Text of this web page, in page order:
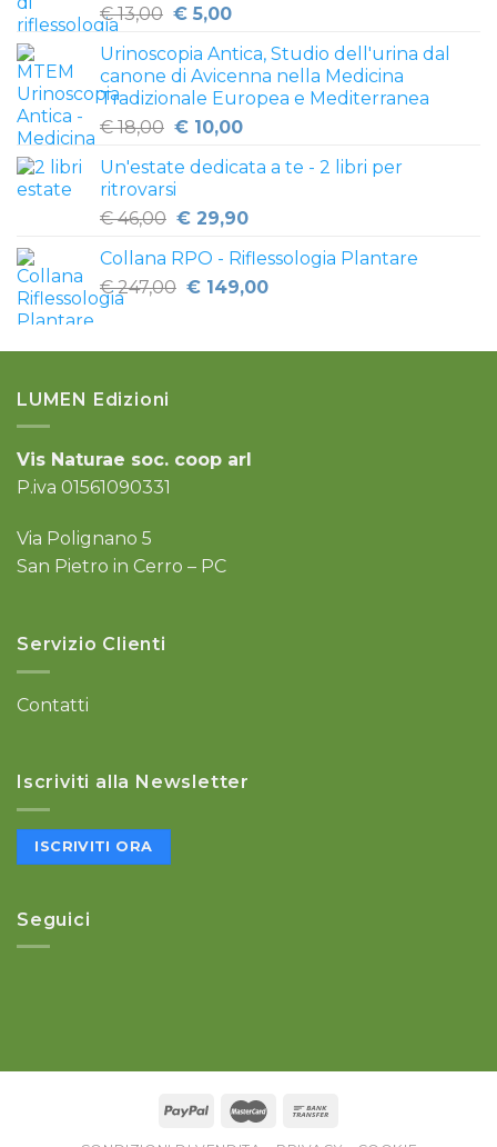
€13,00 Il
originale
era:
€ 13,00.
€5,00Il
attuale
è:
€ 5,00.
Urinoscopia Antica, Studio dell'urina dal
canone di Avicenna nella Medicina
Tradizionale Europea e Mediterranea
€18,00 Il
originale
era:
€ 18,00.
€10,00Il
attuale
€ 10,00.
Un'estate dedicata a te - 2 libri per
ritrovarsi
€46,00 Il
originale
era:
€29,90Il
attuale
è:
Collana RPO - Riflessologia Plantare
€247,00 Il
era:
€149,00Il
è:
LUMEN Edizioni
Vis Naturae soc. coop arl
P.iva 01561090331
Via Polignano 5
San Pietro in Cerro – PC
Servizio Clienti
Contatti
Iscriviti alla Newsletter
ISCRIVITI ORA
Seguici